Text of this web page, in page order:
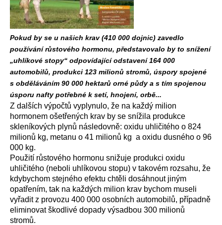
Pokud by se u našich krav (410 000 dojnic) zavedlo
používání růstového hormonu, představovalo by to snížení
„uhlíkové stopy“ odpovídající odstavení 164 000
automobilů, produkci 123 milionů stromů, úspory spojené
s obděláváním 90 000 hektarů orné půdy a s tím spojenou
úsporu nafty potřebné k setí, hnojení, orbě...
Z dalších výpočtů vyplynulo, že na každý milion
hormonem ošetřených krav by se snížila produkce
skleníkových plynů následovně: oxidu uhličitého o 824
milionů kg, metanu o 41 milionů kg a oxidu dusného o 96
000 kg.
Použití růstového hormonu snižuje produkci oxidu
uhličitého (neboli uhlíkovou stopu) v takovém rozsahu, že
kdybychom stejného efektu chtěli dosáhnout jiným
opatřením, tak na každých milion krav bychom museli
vyřadit z provozu 400 000 osobních automobilů, případně
eliminovat škodlivé dopady výsadbou 300 milionů
stromů.